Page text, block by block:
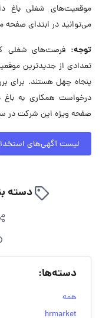
موقعیت‌های شغلی باغ
می‌توانید در ابتدای صفحه
توجه: فرصت‌های شغلی
تعدادی از جدیدترین
پنجاه چهل هستند. برای
درخواست همکاری به
صفحه ویژه این شرکت در
لیست آگهی‌های
دسته
دسته‌ها:
همه
hrmarket